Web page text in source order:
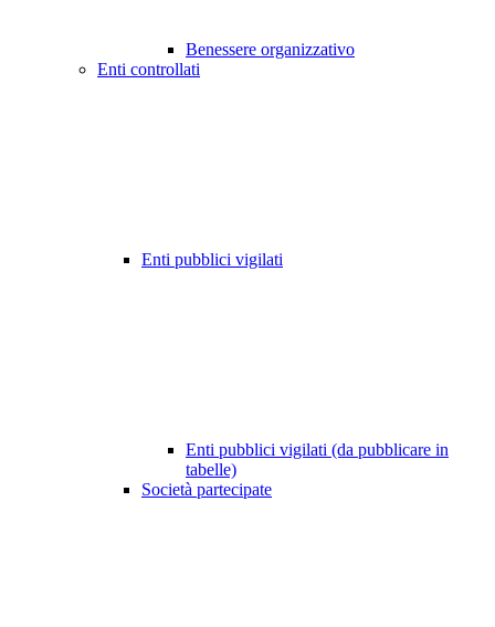
Benessere organizzativo
Enti controllati
Enti pubblici vigilati
Enti pubblici vigilati (da pubblicare in
tabelle)
Società partecipate